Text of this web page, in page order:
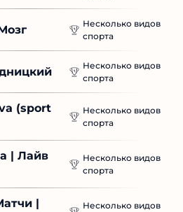
Несколько видов
спорта
Несколько видов
спорта
(sport
Несколько видов
спорта
| Лайв
Несколько видов
спорта
|
Несколько видов